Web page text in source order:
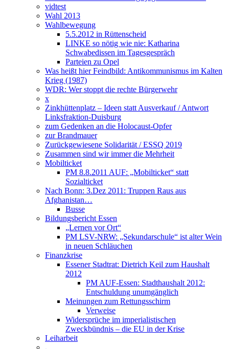
vidtest
Wahl 2013
Wahlbewegung
5.5.2012 in Rüttenscheid
LINKE so nötig wie nie: Katharina
Schwabedissen im Tagesgespräch
Parteien zu Opel
Was heißt hier Feindbild: Antikommunismus im Kalten
Krieg (1987)
WDR: Wer stoppt die rechte Bürgerwehr
x
Zinkhüttenplatz – Ideen statt Ausverkauf / Antwort
Linksfraktion-Duisburg
zum Gedenken an die Holocaust-Opfer
zur Brandmauer
Zurückgewiesene Solidarität / ESSQ 2019
Zusammen sind wir immer die Mehrheit
Mobilticket
PM 8.8.2011 AUF: „Mobilticket“ statt
Sozialticket
Nach Bonn: 3.Dez 2011: Truppen Raus aus
Afghanistan…
Busse
Bildungsbericht Essen
„Lernen vor Ort“
PM LSV-NRW: „Sekundarschule“ ist alter Wein
in neuen Schläuchen
Finanzkrise
Essener Stadtrat: Dietrich Keil zum Haushalt
2012
PM AUF-Essen: Stadthaushalt 2012:
Entschuldung unumgänglich
Meinungen zum Rettungsschirm
Verweise
Widersprüche im imperialistischen
Zweckbündnis – die EU in der Krise
Leiharbeit
.